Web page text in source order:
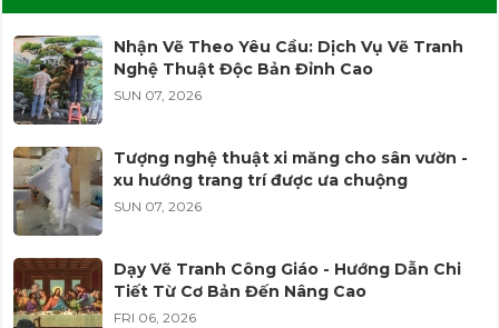
Vì sao tượng Phật làm thủ công có thần
thái và độ bền khác biệt?
Nên chọn tranh phù điêu chủ đề gì cho
phòng khách?
Tranh phù điêu có hợp phong thủy không?
MON 09, 2025
Nhận Vẽ Theo Yêu Cầu: Dịch Vụ Vẽ Tranh
Nghệ Thuật Độc Bản Đỉnh Cao
SUN 07, 2026
Tượng nghệ thuật xi măng cho sân vườn -
xu hướng trang trí được ưa chuộng
SUN 07, 2026
Dạy Vẽ Tranh Công Giáo - Hướng Dẫn Chi
Tiết Từ Cơ Bản Đến Nâng Cao
FRI 06, 2026